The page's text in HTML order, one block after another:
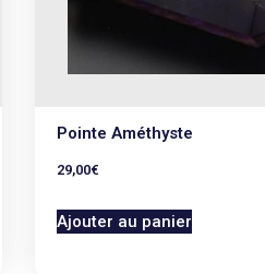
Pointe Améthyste
29,00€
Ajouter au panier